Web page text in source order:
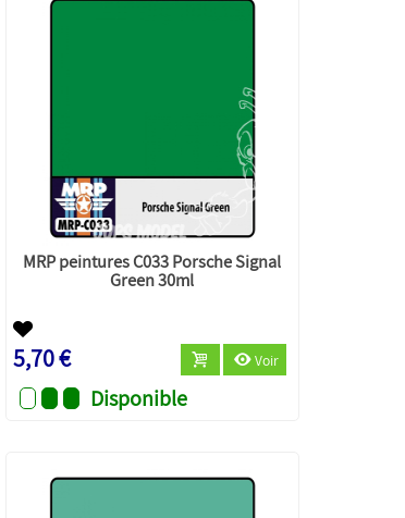
MRP peintures C033 Porsche Signal
Green 30ml
5,70 € Voir
Disponible